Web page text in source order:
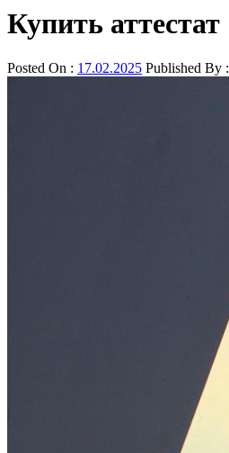
Купить аттестат
Posted On : 17.02.2025 Published By :